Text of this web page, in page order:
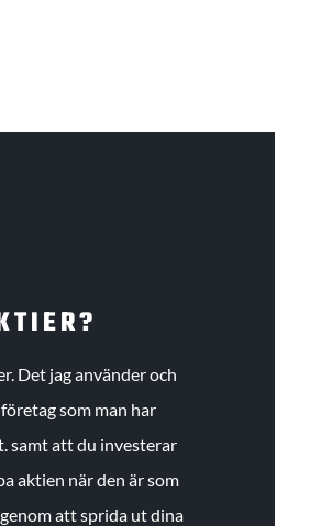
Det jag använder och
som man har
samt att du investerar
aktien när den är som
att sprida ut dina